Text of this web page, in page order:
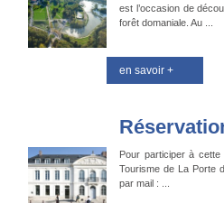
est l’occasion de
forêt domaniale. Au ...
en savoir +
Pour participer à cette
Tourisme de La Porte
par mail : ...